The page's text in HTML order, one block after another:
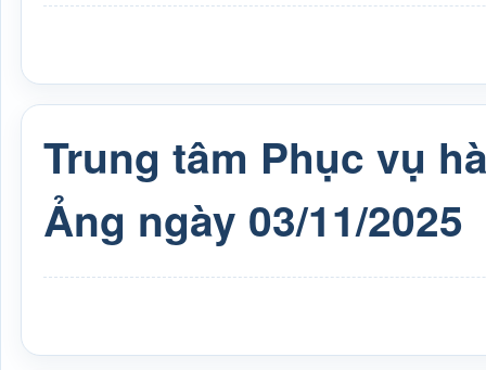
Trung tâm Phục vụ
Ảng ngày 03/11/2025